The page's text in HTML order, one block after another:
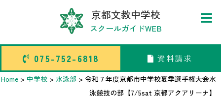
075-752-6818 資料請求
京都文教中学校
スクールガイドWEB
075-752-6818 資料請求
Home > 中学校 > 水泳部 > 令和７年度京都市中学校夏季選手権大会水
泳競技の部【7/5sat 京都アクアリーナ】